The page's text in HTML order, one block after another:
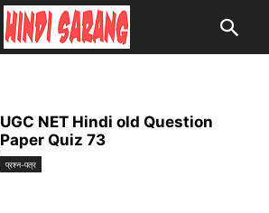
UGC NET Hindi old Question
Paper Quiz 73
प्रश्न-पत्र